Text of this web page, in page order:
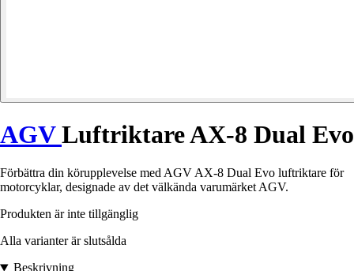
AGVLuftriktare AX-8 Dual Evo
Förbättra din körupplevelse med AGV AX-8 Dual Evo luftriktare för
motorcyklar, designade av det välkända varumärket AGV.
Produkten är inte tillgänglig
Alla varianter är slutsålda
Beskrivning